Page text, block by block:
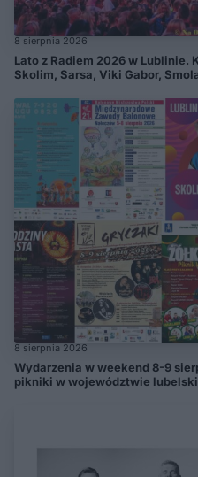
8 sierpnia 2026
Lato z Radiem 2026 w Lublinie.
Skolim, Sarsa, Viki Gabor,
8 sierpnia 2026
Wydarzenia w weekend 8-9
pikniki w województwie